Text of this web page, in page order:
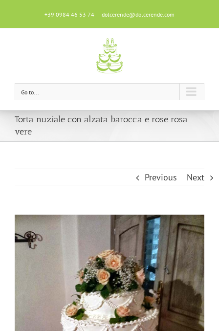
Questo sito utilizza i cookie per garantire
un'ottima esperienza durante la tua
Scopri di più
+39 0984 46 53 74 | dolcerende@dolcerende.com
Go to...
Torta nuziale con alzata barocca e rose rosa
vere
Previous Next
View
Image